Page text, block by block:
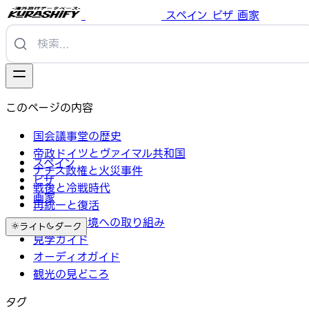
スペイン ビザ 画家
スペイン
ビザ
画家
ライト ダーク
このページの内容
国会議事堂の歴史
帝政ドイツとヴァイマル共和国
ナチス政権と火災事件
戦後と冷戦時代
再統一と復活
アートと環境への取り組み
見学ガイド
オーディオガイド
観光の見どころ
タグ